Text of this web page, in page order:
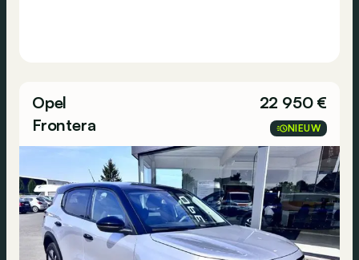
Opel
Frontera
22 950 €
NIEUW